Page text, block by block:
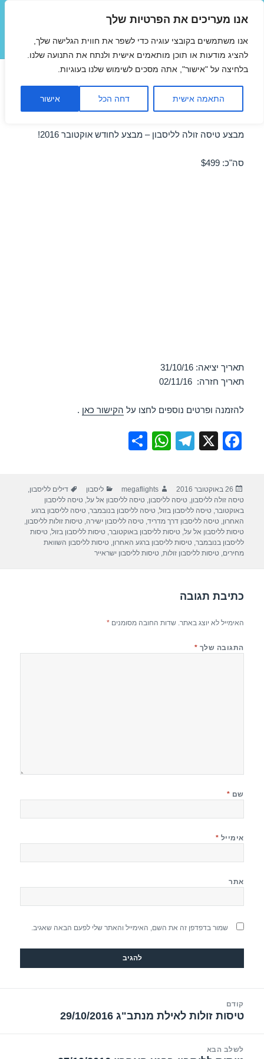
אנו מעריכים את הפרטיות שלך
אנו משתמשים בקובצי עוגיה כדי לשפר את חווית הגלישה שלך,
להציג מודעות או תוכן מותאמים אישית ולנתח את התנועה שלנו.
בלחיצה על "אישור", אתה מסכים לשימוש שלנו בעוגיות.
התאמה אישית דחה הכל אישור
תפריטים
ווידג'טים
טיסות זולות לליסבון באוקטובר
31/10/2016
מבצע טיסה זולה לליסבון – מבצע לחודש אוקטובר 2016!
סה"כ: $499
תאריך יציאה: 31/10/16
תאריך חזרה: 02/11/16
להזמנה ופרטים נוספים לחצו על הקישור כאן .
F
e
b
o
o
X
T
gr
a
m
W
s
A
p
p
e
פורסם
בתאריך
26 באוקטובר 2016 מחבר
megaflights קטגוריות
ליסבון תגיות
דילים לליסבון,
טיסה זולה לליסבון,טיסה לליסבון,טיסה לליסבון אל על,טיסה לליסבון
באוקטובר,טיסה לליסבון בזול,טיסה לליסבון בנובמבר,טיסה לליסבון ברגע
האחרון,טיסה לליסבון דרך מדריד,טיסה לליסבון ישירה,טיסות זולות לליסבון,
טיסות לליסבון אל על,טיסות לליסבון באוקטובר,טיסות לליסבון בזול,טיסות
לליסבון בנובמבר,טיסות לליסבון ברגע האחרון,טיסות לליסבון השוואת
מחירים,טיסות לליסבון זולות,טיסות לליסבון ישראייר
כתיבת תגובה
האימייל לא יוצג באתר. שדות החובה מסומנים*
התגובה שלך *
שם *
אימייל *
אתר
שמור בדפדפן זה את השם, האימייל והאתר שלי לפעם הבאה שאגיב.
קודם
הפוסט
טיסות זולות לאילת מנתב"ג 29/10/2016
לשלב הבא